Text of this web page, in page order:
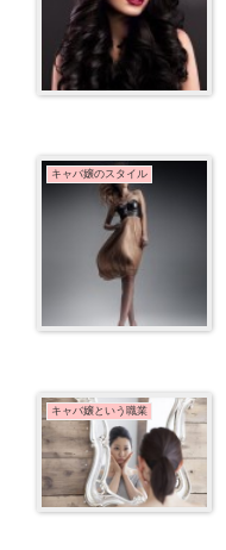
キャバ嬢のスタイル
キャバ嬢という職業